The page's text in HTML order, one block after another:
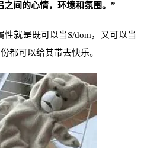
之间的心情，环境和氛围。”
性就是既可以当S/dom，又可以当
都可以给其带去快乐。